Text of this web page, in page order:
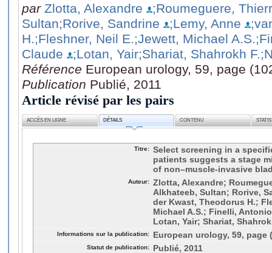
par Zlotta, Alexandre
;Roumeguere,
Sultan;Rorive, Sandrine ;Lemy, Anne
H.;Fleshner, Neil E.;Jewett, Michael A.S.
Claude
;Lotan, Yair;Shariat, Shahrokh F.
Référence European urology, 59, page
Publication Publié, 2011
Article révisé par les pairs
ACCÈS EN LIGNE DÉTAILS CONTENU
Titre: Select screening in a
patients suggests a stage
of non–muscle-invasive
Auteur: Zlotta, Alexandre;
Alkhateeb, Sultan; Rorive,
der Kwast, Theodorus H.;
Michael A.S.; Finelli,
Lotan, Yair; Shariat,
Informations sur la publication: European urology, 59, page
Statut de publication: Publié, 2011